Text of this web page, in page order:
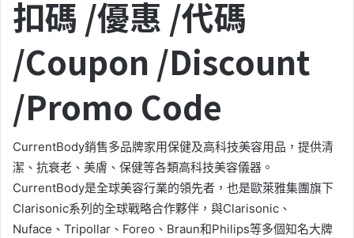
扣碼 /優惠 /代碼
/Coupon /Discount
/Promo Code
CurrentBody銷售多品牌家用保健及高科技美容用品，提供清
潔、抗衰老、美膚、保健等各類高科技美容儀器。
CurrentBody是全球美容行業的領先者，也是歐萊雅集團旗下
Clarisonic系列的全球戰略合作夥伴，與Clarisonic、
Nuface、Tripollar、Foreo、Braun和Philips等多個知名大牌